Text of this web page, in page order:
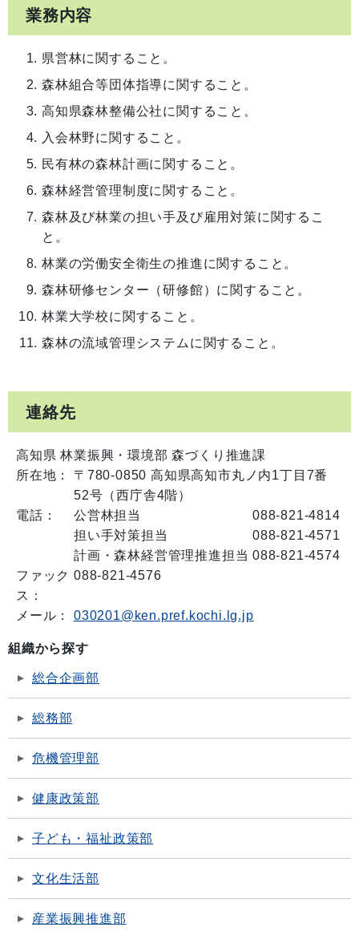
業務内容
県営林に関すること。
森林組合等団体指導に関すること。
高知県森林整備公社に関すること。
入会林野に関すること。
民有林の森林計画に関すること。
森林経営管理制度に関すること。
森林及び林業の担い手及び雇用対策に関するこ
と。
林業の労働安全衛生の推進に関すること。
森林研修センター（研修館）に関すること。
林業大学校に関すること。
森林の流域管理システムに関すること。
連絡先
高知県 林業振興・環境部 森づくり推進課
所在地：
〒780-0850 高知県高知市丸ノ内1丁目7番
52号（西庁舎4階）
電話：
公営林担当
088-821-4814
担い手対策担当
088-821-4571
計画・森林経営管理推進担当 088-821-4574
ファック
ス：
088-821-4576
メール： 030201@ken.pref.kochi.lg.jp
組織から探す
総合企画部
総務部
危機管理部
健康政策部
子ども・福祉政策部
文化生活部
産業振興推進部